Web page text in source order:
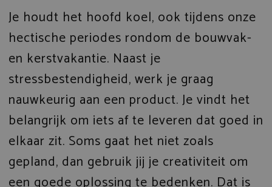
Je houdt het hoofd koel, ook tijdens onze
hectische periodes rondom de bouwvak-
en kerstvakantie. Naast je
stressbestendigheid, werk je graag
nauwkeurig aan een product. Je vindt het
belangrijk om iets af te leveren dat goed in
elkaar zit. Soms gaat het niet zoals
gepland, dan gebruik jij je creativiteit om